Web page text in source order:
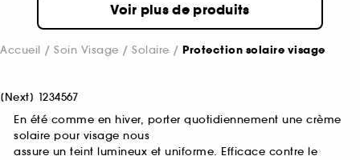
Voir plus de produits
Accueil Soin Visage Solaire Protection solaire visage
[Next] 1234567
En été comme en hiver, porter quotidiennement une crème
solaire pour visage nous
assure un teint lumineux et uniforme. Efficace contre le